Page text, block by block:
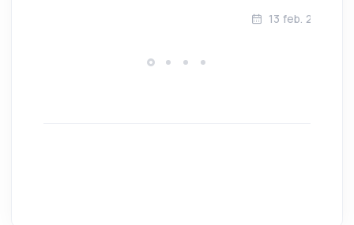
13 feb. 2025